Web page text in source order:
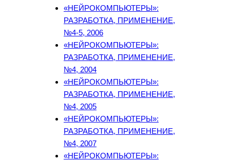
«НЕЙРОКОМПЬЮТЕРЫ»:
РАЗРАБОТКА, ПРИМЕНЕНИЕ,
№4-5, 2006
«НЕЙРОКОМПЬЮТЕРЫ»:
РАЗРАБОТКА, ПРИМЕНЕНИЕ,
№4, 2004
«НЕЙРОКОМПЬЮТЕРЫ»:
РАЗРАБОТКА, ПРИМЕНЕНИЕ,
№4, 2005
«НЕЙРОКОМПЬЮТЕРЫ»:
РАЗРАБОТКА, ПРИМЕНЕНИЕ,
№4, 2007
«НЕЙРОКОМПЬЮТЕРЫ»: